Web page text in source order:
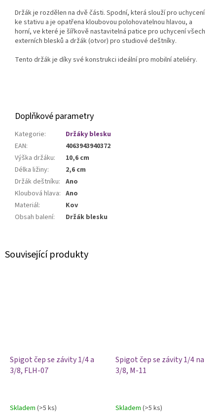
Související produkty
Spigot čep se závity 1/4 a
3/8, FLH-07
Průměrné
Skladem (>5 ks)
Spigot čep se závity 1/4 na
3/8, M-11
Průměrné
Skladem (>5 ks)
Držák je rozdělen na dvě části. Spodní, která slouží pro uchycení
ke stativu a je opatřena kloubovou polohovatelnou hlavou, a
horní, ve které je šířkově nastavitelná patice pro uchycení všech
externích blesků a držák (otvor) pro studiové deštníky.
Tento držák je díky své konstrukci ideální pro mobilní ateliéry.
Doplňkové parametry
Kategorie:
Držáky blesku
EAN:
4063943940372
Výška držáku:
10,6 cm
Délka ližiny:
2,6 cm
Držák deštníku: Ano
Kloubová hlava: Ano
Materiál:
Kov
Obsah balení: Držák blesku